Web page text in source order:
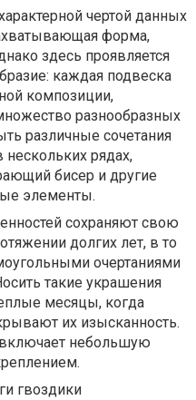
чертой данных
форма,
здесь проявляется
каждая подвеска
композиции,
разнообразных
различные сочетания
рядах,
бисер и другие
элементы.
сохраняют свою
долгих лет, в то
очертаниями
такие украшения
месяцы, когда
их изысканность.
небольшую
гвоздики